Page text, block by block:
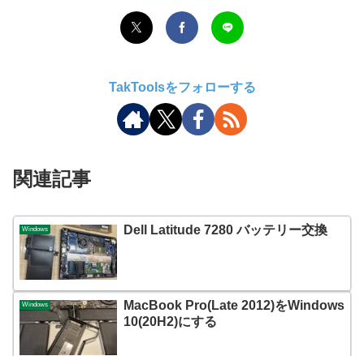
TakToolsをフォローする
関連記事
Windows Dell Latitude 7280 バッテリー交換
Windows
MacBook Pro(Late 2012)をWindows
10(20H2)にする